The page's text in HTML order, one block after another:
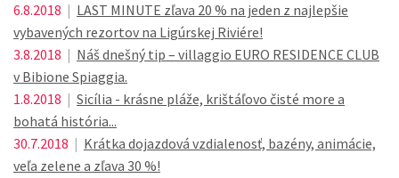
6.8.2018 | LAST MINUTE zľava 20 % na jeden z najlepšie
vybavených rezortov na Ligúrskej Riviére!
3.8.2018 | Náš dnešný tip – villaggio EURO RESIDENCE CLUB
v Bibione Spiaggia.
1.8.2018 | Sicília - krásne pláže, krištáľovo čisté more a
bohatá história...
30.7.2018 | Krátka dojazdová vzdialenosť, bazény, animácie,
veľa zelene a zľava 30 %!